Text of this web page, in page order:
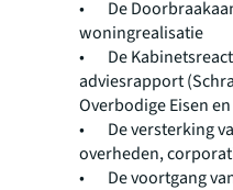
• De
woningrealisatie
• De
adviesrapport
Overbodige Eisen
• De versterking
overheden,
• De voortgang